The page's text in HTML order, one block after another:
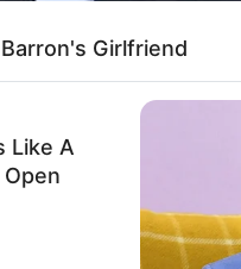
Einträge
Girlfriend
Like A